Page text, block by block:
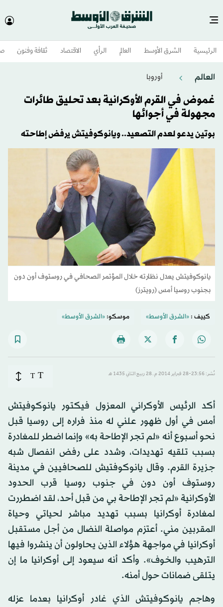
الرئيسية الشرق الأوسط​ العالم الرأي الاقتصاد ثقافة وفنون
العالم أوروبا
غموض في القرم الأوكرانية بعد تحليق طائرات
مجهولة في أجوائها
بوتين يدعو لعدم التصعيد.. ويانوكوفيتش يرفض إطاحته
يانوكوفيتش يعدل نظارته خلال المؤتمر الصحافي في روستوف أون دون
بجنوب روسيا أمس (رويترز)
كييف :«الشرق الأوسط» موسكو:«الشرق الأوسط»
نُشر: 23:56-28 فبراير 2014 م ـ 28 ربيع الثاني 1435 هـ T
T
أكد الرئيس الأوكراني المعزول فيكتور يانوكوفيتش
أمس في أول ظهور علني له منذ فراره إلى روسيا قبل
نحو أسبوع أنه «لم تجر الإطاحة به» وإنما اضطر للمغادرة
بسبب تلقيه تهديدات، وشدد على رفض انفصال شبه
جزيرة القرم. وقال يانوكوفتيش للصحافيين في مدينة
روستوف أون دون في جنوب روسيا قرب الحدود
الأوكرانية «لم تجر الإطاحة بي من قبل أحد، لقد اضطررت
لمغادرة أوكرانيا بسبب تهديد مباشر لحياتي وحياة
المقربين مني. أعتزم مواصلة النضال من أجل مستقبل
أوكرانيا في مواجهة هؤلاء الذين يحاولون أن ينشروا فيها
الترهيب والخوف». وأكد أنه سيعود إلى أوكرانيا ما إن
يتلقى ضمانات حول أمنه.
وهاجم يانوكوفيتش الذي غادر أوكرانيا بعدما عزله